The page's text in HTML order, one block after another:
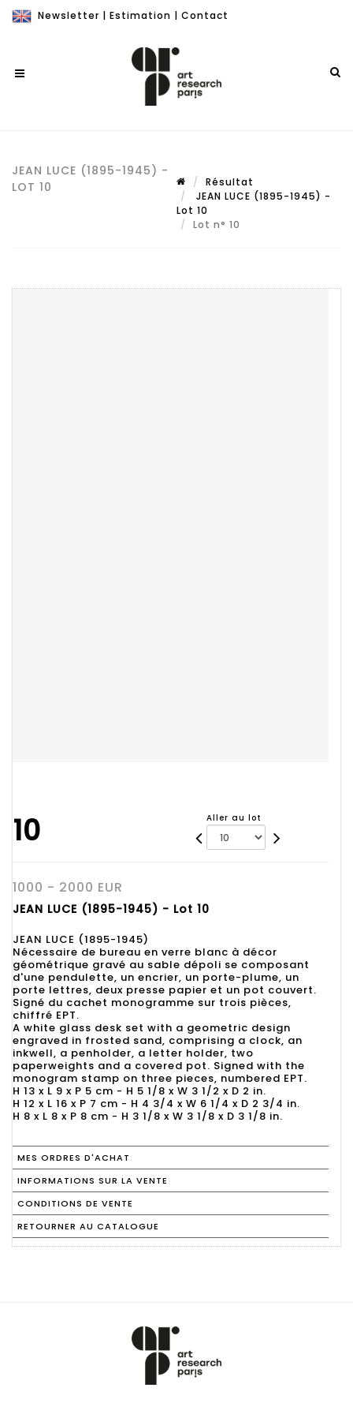
Newsletter | Estimation | Contact
JEAN LUCE (1895-1945) -
LOT 10
Résultat
JEAN LUCE (1895-1945) -
Lot 10
Lot n° 10
10 Aller au lot
1000 - 2000 EUR
JEAN LUCE (1895-1945) - Lot 10
JEAN LUCE (1895-1945)
Nécessaire de bureau en verre blanc à décor
géométrique gravé au sable dépoli se composant
d'une pendulette, un encrier, un porte-plume, un
porte lettres, deux presse papier et un pot couvert.
Signé du cachet monogramme sur trois pièces,
chiffré EPT.
A white glass desk set with a geometric design
engraved in frosted sand, comprising a clock, an
inkwell, a penholder, a letter holder, two
paperweights and a covered pot. Signed with the
monogram stamp on three pieces, numbered EPT.
H 13 x L 9 x P 5 cm - H 5 1/8 x W 3 1/2 x D 2 in.
H 12 x L 16 x P 7 cm - H 4 3/4 x W 6 1/4 x D 2 3/4 in.
MES ORDRES D'ACHAT
INFORMATIONS SUR LA VENTE
CONDITIONS DE VENTE
RETOURNER AU CATALOGUE